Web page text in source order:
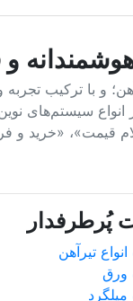
و
فولاد و آهن؛ و با
انواع سیستم‌های
قیمت»، «خرید
پُرطرفدار
تیرآهن
ورق